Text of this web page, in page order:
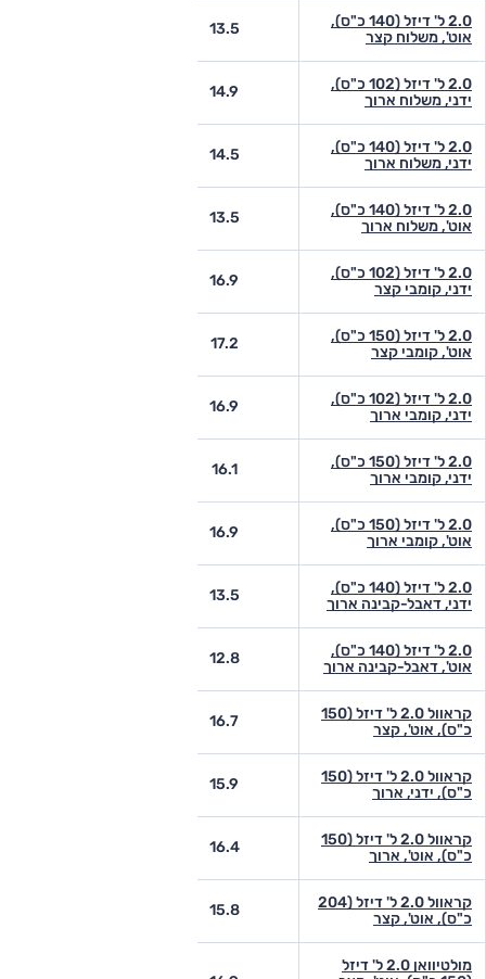
2.0 ל' דיזל (140 כ"ס),
אוט', משלוח קצר
13.5
2.0 ל' דיזל (102 כ"ס),
ידני, משלוח ארוך
14.9
2.0 ל' דיזל (140 כ"ס),
ידני, משלוח ארוך
14.5
2.0 ל' דיזל (140 כ"ס),
אוט', משלוח ארוך
13.5
2.0 ל' דיזל (102 כ"ס),
ידני, קומבי קצר
16.9
2.0 ל' דיזל (150 כ"ס),
אוט', קומבי קצר
17.2
2.0 ל' דיזל (102 כ"ס),
ידני, קומבי ארוך
16.9
2.0 ל' דיזל (150 כ"ס),
ידני, קומבי ארוך
16.1
2.0 ל' דיזל (150 כ"ס),
אוט', קומבי ארוך
16.9
2.0 ל' דיזל (140 כ"ס),
ידני, דאבל-קבינה ארוך
13.5
2.0 ל' דיזל (140 כ"ס),
אוט', דאבל-קבינה ארוך
12.8
קראוול 2.0 ל' דיזל (150
כ"ס), אוט', קצר
16.7
קראוול 2.0 ל' דיזל (150
כ"ס), ידני, ארוך
15.9
קראוול 2.0 ל' דיזל (150
כ"ס), אוט', ארוך
16.4
קראוול 2.0 ל' דיזל (204
כ"ס), אוט', קצר
15.8
מולטיוואן 2.0 ל' דיזל